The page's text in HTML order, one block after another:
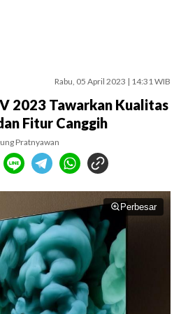
Rabu, 05 April 2023 | 14:31 WIB
2023 Tawarkan Kualitas
Fitur Canggih
Pratnyawan
Perbesar